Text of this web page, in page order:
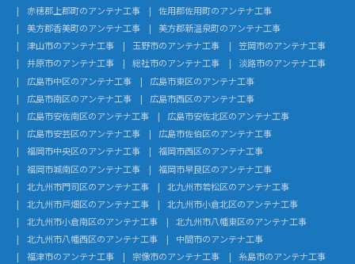
赤穂郡上郡町のアンテナ工事
佐用郡佐用町のアンテナ工事
美方郡香美町のアンテナ工事
美方郡新温泉町のアンテナ工事
津山市のアンテナ工事
玉野市のアンテナ工事
笠岡市のアンテナ工事
井原市のアンテナ工事
総社市のアンテナ工事
淡路市のアンテナ工事
広島市中区のアンテナ工事
広島市東区のアンテナ工事
広島市南区のアンテナ工事
広島市西区のアンテナ工事
広島市安佐南区のアンテナ工事
広島市安佐北区のアンテナ工事
広島市安芸区のアンテナ工事
広島市佐伯区のアンテナ工事
福岡市中央区のアンテナ工事
福岡市西区のアンテナ工事
福岡市城南区のアンテナ工事
福岡市早良区のアンテナ工事
北九州市門司区のアンテナ工事
北九州市若松区のアンテナ工事
北九州市戸畑区のアンテナ工事
北九州市小倉北区のアンテナ工事
北九州市小倉南区のアンテナ工事
北九州市八幡東区のアンテナ工事
北九州市八幡西区のアンテナ工事
中間市のアンテナ工事
福津市のアンテナ工事
宗像市のアンテナ工事
糸島市のアンテナ工事